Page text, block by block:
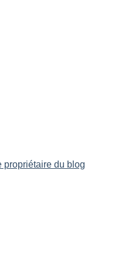
propriétaire du blog